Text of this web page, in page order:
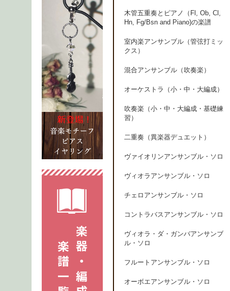
木管五重奏とピアノ（Fl, Ob, Cl,
Hn, Fg/Bsn and Piano)の楽譜
室内楽アンサンブル（管弦打ミッ
クス）
混合アンサンブル（吹奏楽）
オーケストラ（小・中・大編成）
吹奏楽（小・中・大編成・基礎練
習）
二重奏（異楽器デュエット）
ヴァイオリンアンサンブル・ソロ
ヴィオラアンサンブル・ソロ
チェロアンサンブル・ソロ
コントラバスアンサンブル・ソロ
ヴィオラ・ダ・ガンバアンサンブ
ル・ソロ
フルートアンサンブル・ソロ
オーボエアンサンブル・ソロ